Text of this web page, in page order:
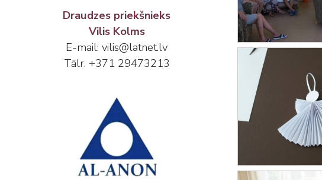
Draudzes priekšnieks
Vilis Kolms
E-mail: vilis@latnet.lv
Tālr. +371 29473213